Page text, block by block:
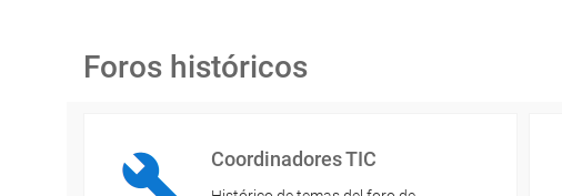
Foros históricos
Coordinadores TIC